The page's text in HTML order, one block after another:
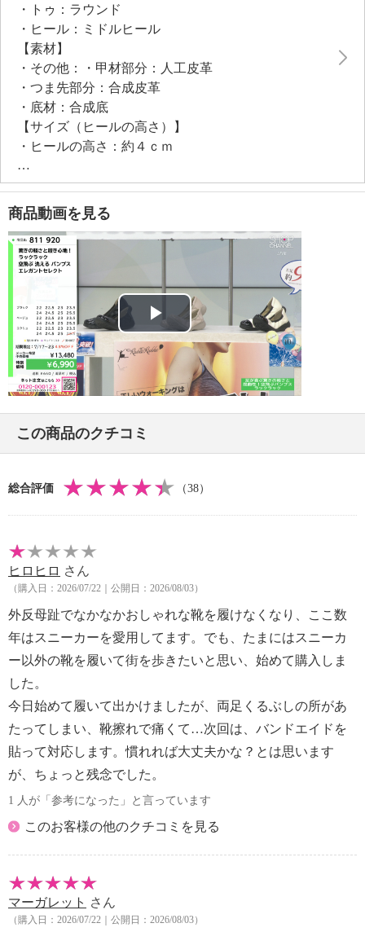
・トゥ：ラウンド
・ヒール：ミドルヒール
【素材】
・その他：・甲材部分：人工皮革
・つま先部分：合成皮革
・底材：合成底
【サイズ（ヒールの高さ）】
・ヒールの高さ：約４ｃｍ
・前底厚み：約１．５ｃｍ
【サイズ（ワイズ）】
・４Ｅ
【重さ】
・片足約９９ｇ（サイズにより多少の差異あり）
【メンテナンス】
※詳細は同梱書類参照
【使用上の注意】
※詳細は同梱書類参照
・舗装されていない道や凸凹、斜面での使用は控える
・油がひかれた場所での使用は避ける
・滑りやすい場所での歩行は注意する
・火のそばに近づけない
【同梱書類】
【原産国（地）】
・中国製
商品動画を見る
Play
Video
この商品のクチコミ
総合評価 （38）
ヒロヒロ さん
（購入日：2026/07/22｜公開日：2026/08/03）
外反母趾でなかなかおしゃれな靴を履けなくなり、ここ数
年はスニーカーを愛用してます。でも、たまにはスニーカ
ー以外の靴を履いて街を歩きたいと思い、始めて購入しま
した。
今日始めて履いて出かけましたが、両足くるぶしの所があ
たってしまい、靴擦れで痛くて…次回は、バンドエイドを
貼って対応します。慣れれば大丈夫かな？とは思います
が、ちょっと残念でした。
1 人が「参考になった」と言っています
このお客様の他のクチコミを見る
マーガレット さん
（購入日：2026/07/22｜公開日：2026/08/03）